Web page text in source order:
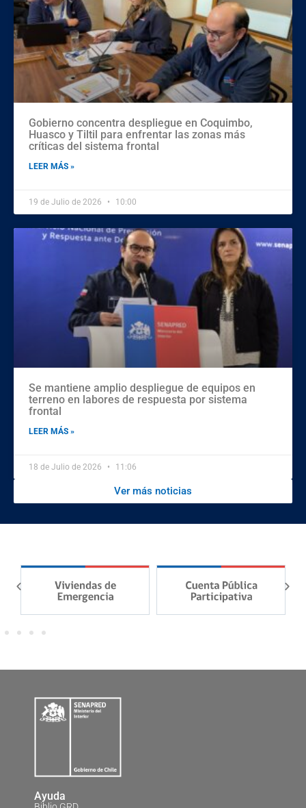
Gobierno concentra despliegue en Coquimbo,
Huasco y Tiltil para enfrentar las zonas más
críticas del sistema frontal
LEER MÁS »
19 de Julio de 2026 10:00
Se mantiene amplio despliegue de equipos en
terreno en labores de respuesta por sistema
frontal
LEER MÁS »
18 de Julio de 2026 11:06
Ver más noticias
Ayuda